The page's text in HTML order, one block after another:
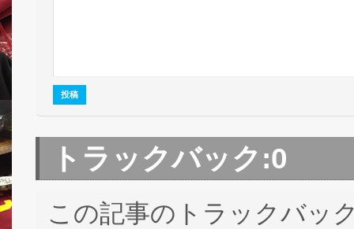
トラックバック:0
この記事のトラックバッ